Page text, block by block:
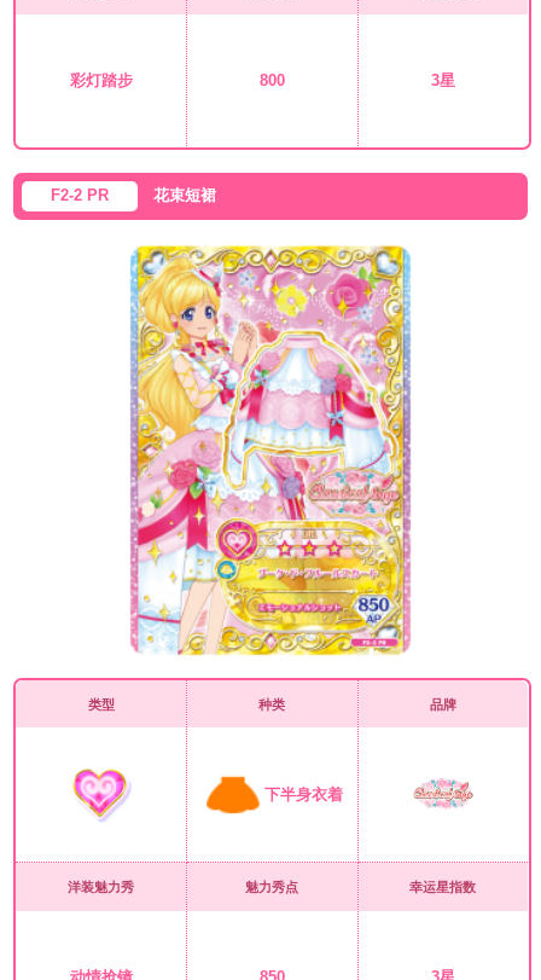
彩灯踏步 800 3星
F2-2 PR 花束短裙
类型 种类
下半身衣着
品牌
洋装魅力秀 魅力秀点 幸运星指数